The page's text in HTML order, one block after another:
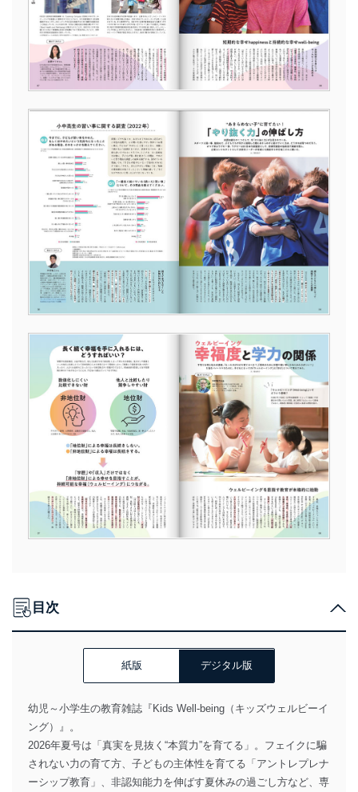
目次
紙版 デジタル版
幼児～小学生の教育雑誌『Kids Well-being（キッズウェルビーイ
ング）』。
2026年夏号は「真実を見抜く“本質力”を育てる」。フェイクに騙
されない力の育て方、子どもの主体性を育てる「アントレプレナ
ーシップ教育」、非認知能力を伸ばす夏休みの過ごし方など、専